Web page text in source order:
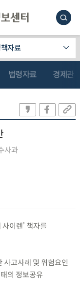
자료
법령자료 경제관
사과
이렌’ 책자를
사고사례 및 위험요인
의 정보공유